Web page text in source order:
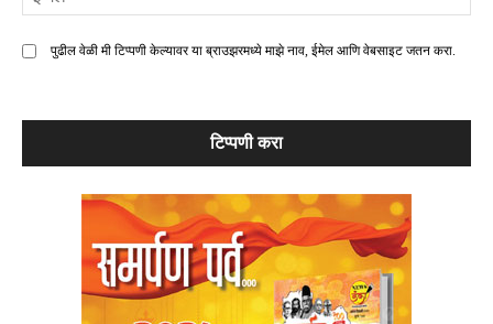
पुढील वेळी मी टिप्पणी केल्यावर या ब्राउझरमध्ये माझे नाव, ईमेल आणि वेबसाइट जतन करा.